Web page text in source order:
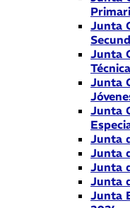
Junta
Junta
Junta
Junta
Junta
Junta
Junta
Junta
Junta